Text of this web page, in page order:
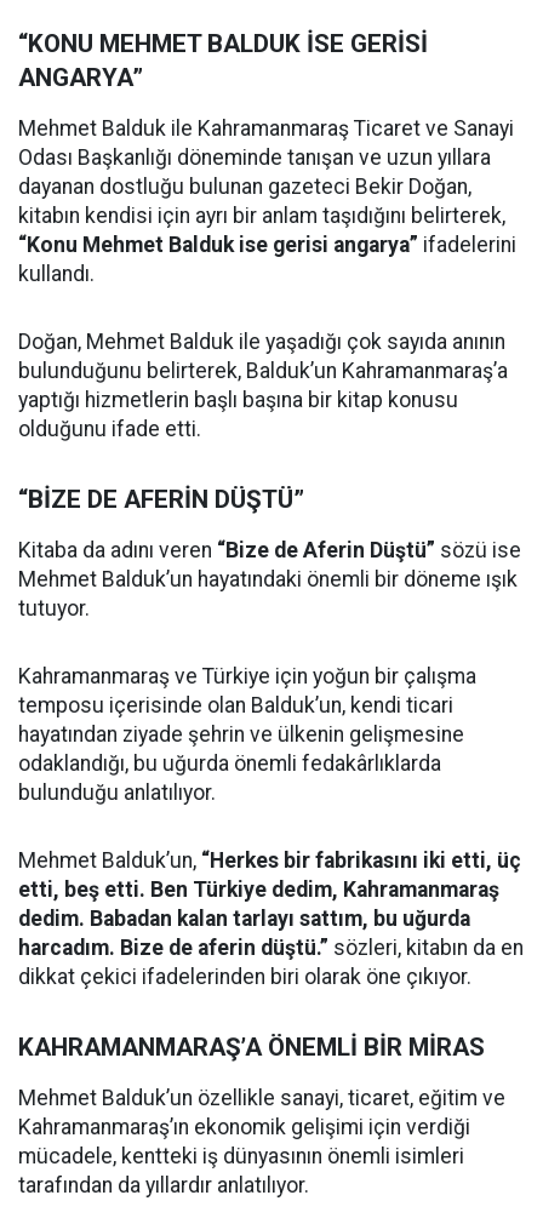
“KONU MEHMET BALDUK İSE GERİSİ
ANGARYA”
Mehmet Balduk ile Kahramanmaraş Ticaret ve Sanayi
Odası Başkanlığı döneminde tanışan ve uzun yıllara
dayanan dostluğu bulunan gazeteci Bekir Doğan,
kitabın kendisi için ayrı bir anlam taşıdığını belirterek,
“Konu Mehmet Balduk ise gerisi angarya” ifadelerini
kullandı.
Doğan, Mehmet Balduk ile yaşadığı çok sayıda anının
bulunduğunu belirterek, Balduk’un Kahramanmaraş’a
yaptığı hizmetlerin başlı başına bir kitap konusu
olduğunu ifade etti.
“BİZE DE AFERİN DÜŞTÜ”
Kitaba da adını veren “Bize de Aferin Düştü” sözü ise
Mehmet Balduk’un hayatındaki önemli bir döneme ışık
tutuyor.
Kahramanmaraş ve Türkiye için yoğun bir çalışma
temposu içerisinde olan Balduk’un, kendi ticari
hayatından ziyade şehrin ve ülkenin gelişmesine
odaklandığı, bu uğurda önemli fedakârlıklarda
bulunduğu anlatılıyor.
Mehmet Balduk’un, “Herkes bir fabrikasını iki etti, üç
etti, beş etti. Ben Türkiye dedim, Kahramanmaraş
dedim. Babadan kalan tarlayı sattım, bu uğurda
harcadım. Bize de aferin düştü.” sözleri, kitabın da en
dikkat çekici ifadelerinden biri olarak öne çıkıyor.
KAHRAMANMARAŞ’A ÖNEMLİ BİR MİRAS
Mehmet Balduk’un özellikle sanayi, ticaret, eğitim ve
Kahramanmaraş’ın ekonomik gelişimi için verdiği
mücadele, kentteki iş dünyasının önemli isimleri
tarafından da yıllardır anlatılıyor.